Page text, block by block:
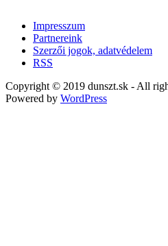
Impresszum
Partnereink
Szerzői jogok, adatvédelem
RSS
Copyright © 2019 dunszt.sk - All
Powered by WordPress